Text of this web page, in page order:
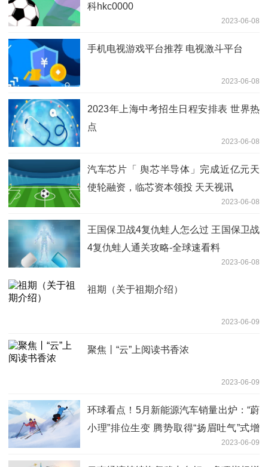
科hkc0000
2023-06-08
手机电视游戏平台推荐 电视激斗平台
2023-06-08
2023年上海中考招生日程安排表 世界热
点
2023-06-08
汽车芯片「 舆芯半导体」完成近亿元天
使轮融资，临芯资本领投 天天视讯
2023-06-08
王国保卫战4复仇蛙人怎么过 王国保卫战
4复仇蛙人通关攻略-全球速看料
2023-06-08
祖期（关于祖期介绍）
2023-06-09
聚焦丨“云”上阅读书香浓
2023-06-09
环球看点！5月新能源汽车销量出炉：“蔚
小理”排位生变 腾势取得“扬眉吐气”式增
2023-06-09